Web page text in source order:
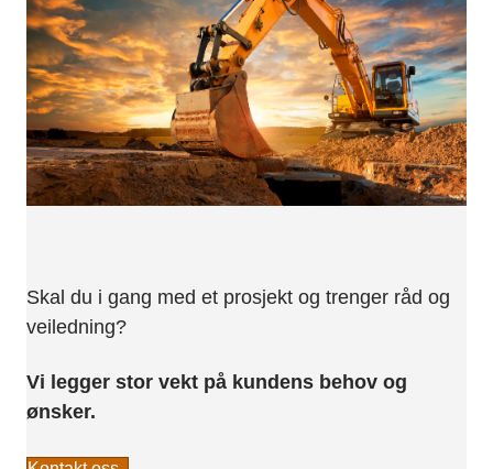
Skal du i gang med et prosjekt og trenger råd og
veiledning?
Vi legger stor vekt på kundens behov og
ønsker.